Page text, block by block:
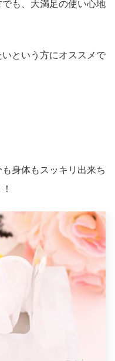
も、大満足の使い心地
という方にオススメで
身体もスッキリ出来ち
！